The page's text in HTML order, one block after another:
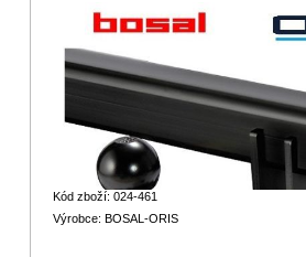
Kód zboží: 024-461
Výrobce: BOSAL-ORIS